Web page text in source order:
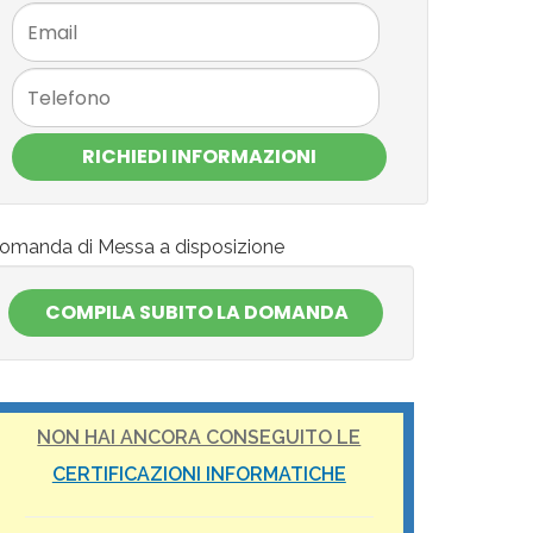
RICHIEDI INFORMAZIONI
di Messa a disposizione
NON HAI ANCORA CONSEGUITO LE
CERTIFICAZIONI INFORMATICHE